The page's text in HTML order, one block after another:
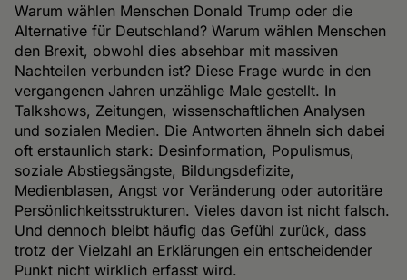
Warum wählen Menschen Donald Trump oder die
Alternative für Deutschland? Warum wählen Menschen
den Brexit, obwohl dies absehbar mit massiven
Nachteilen verbunden ist? Diese Frage wurde in den
vergangenen Jahren unzählige Male gestellt. In
Talkshows, Zeitungen, wissenschaftlichen Analysen
und sozialen Medien. Die Antworten ähneln sich dabei
oft erstaunlich stark: Desinformation, Populismus,
soziale Abstiegsängste, Bildungsdefizite,
Medienblasen, Angst vor Veränderung oder autoritäre
Persönlichkeitsstrukturen. Vieles davon ist nicht falsch.
Und dennoch bleibt häufig das Gefühl zurück, dass
trotz der Vielzahl an Erklärungen ein entscheidender
Punkt nicht wirklich erfasst wird.